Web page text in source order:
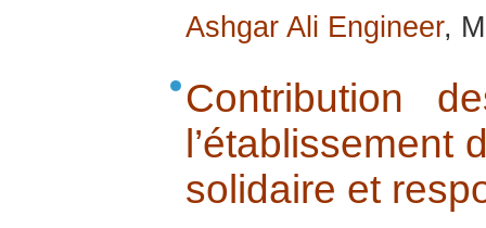
Ashgar Ali Engineer,
Contribution
l’établissement
solidaire et